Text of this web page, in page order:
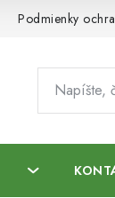
Podmienky